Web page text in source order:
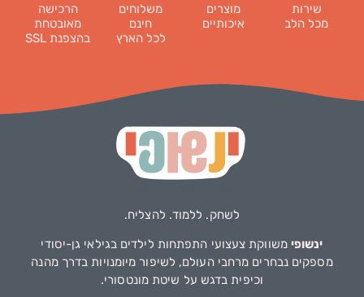
שירות
מכל הלב
מוצרים
איכותיים
משלוחים
חינם
לכל הארץ
הרכישה
מאובטחת
בהצפנת SSL
לשחק. ללמוד. להצליח.
ינשופי משווקת צעצועי התפתחות לילדים בגילאי גן-יסודי
מספקים נבחרים מרחבי העולם, לשיפור מיומנויות בדרך מהנה
וכיפית בדגש על שיטת מונטסורי.